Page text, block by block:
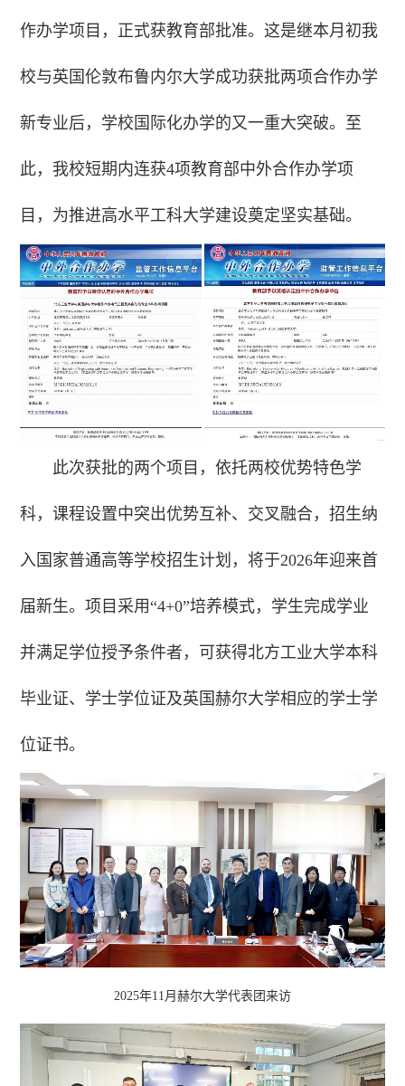
作办学项目，正式获教育部批准。这是继本月初我
校与英国伦敦布鲁内尔大学成功获批两项合作办学
新专业后，学校国际化办学的又一重大突破。至
此，我校短期内连获4项教育部中外合作办学项
目，为推进高水平工科大学建设奠定坚实基础。
此次获批的两个项目，依托两校优势特色学
科，课程设置中突出优势互补、交叉融合，招生纳
入国家普通高等学校招生计划，将于2026年迎来首
届新生。项目采用“4+0”培养模式，学生完成学业
并满足学位授予条件者，可获得北方工业大学本科
毕业证、学士学位证及英国赫尔大学相应的学士学
位证书。
2025年11月赫尔大学代表团来访